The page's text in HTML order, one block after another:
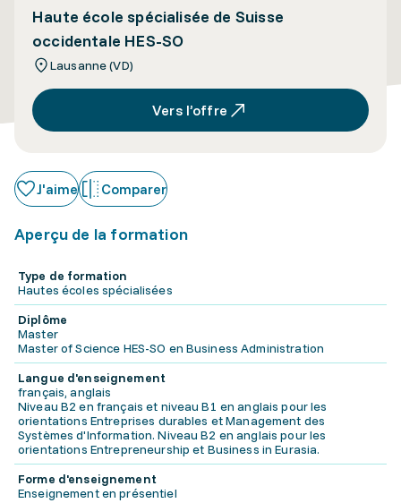
Haute école spécialisée de Suisse
occidentale HES-SO
Lausanne (VD)
Vers l’offre
J'aime Comparer
Aperçu de la formation
Type de formation
Hautes écoles spécialisées
Diplôme
Master
Master of Science HES-SO en Business Administration
Langue d'enseignement
français, anglais
Niveau B2 en français et niveau B1 en anglais pour les
orientations Entreprises durables et Management des
Systèmes d'Information. Niveau B2 en anglais pour les
orientations Entrepreneurship et Business in Eurasia.
Forme d'enseignement
Enseignement en présentiel